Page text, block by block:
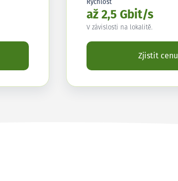
Rychlost
až 2,5 Gbit/s
V závislosti na lokalitě.
Zjistit cenu